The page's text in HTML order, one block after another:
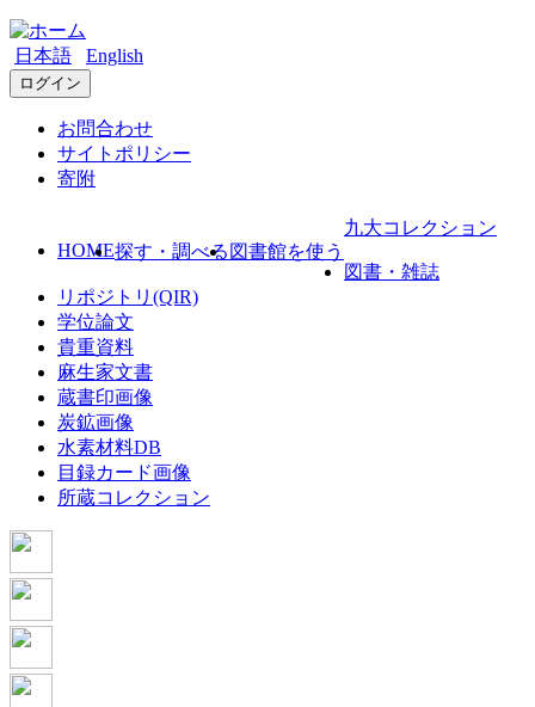
日本語 English
ログイン
お問合わせ
サイトポリシー
寄附
HOME探す・調べる 図書館を使う
九大コレクション
図書・雑誌
リポジトリ(QIR)
学位論文
貴重資料
麻生家文書
蔵書印画像
炭鉱画像
水素材料DB
目録カード画像
所蔵コレクション